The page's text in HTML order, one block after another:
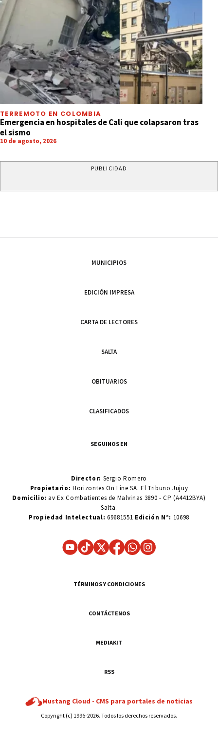
TERREMOTO EN COLOMBIA
Emergencia en hospitales de Cali que colapsaron tras
el sismo
10 de agosto, 2026
PUBLICIDAD
MUNICIPIOS
EDICIÓN IMPRESA
CARTA DE LECTORES
SALTA
OBITUARIOS
CLASIFICADOS
SEGUINOS EN
Director: Sergio Romero
Propietario:Horizontes On Line SA. El Tribuno Jujuy
Domicilio: av Ex Combatientes de Malvinas 3890 - CP (A4412BYA)
Salta.
Propiedad Intelectual: 69681551 Edición N°: 10698
TÉRMINOS Y CONDICIONES
CONTÁCTENOS
MEDIAKIT
RSS
Mustang Cloud - CMS para portales de noticias
Copyright (c) 1996-2026. Todos los derechos reservados.